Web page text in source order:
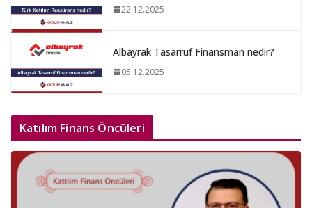
22.12.2025
Albayrak Tasarruf Finansman nedir?
05.12.2025
Katılım Finans Öncüleri